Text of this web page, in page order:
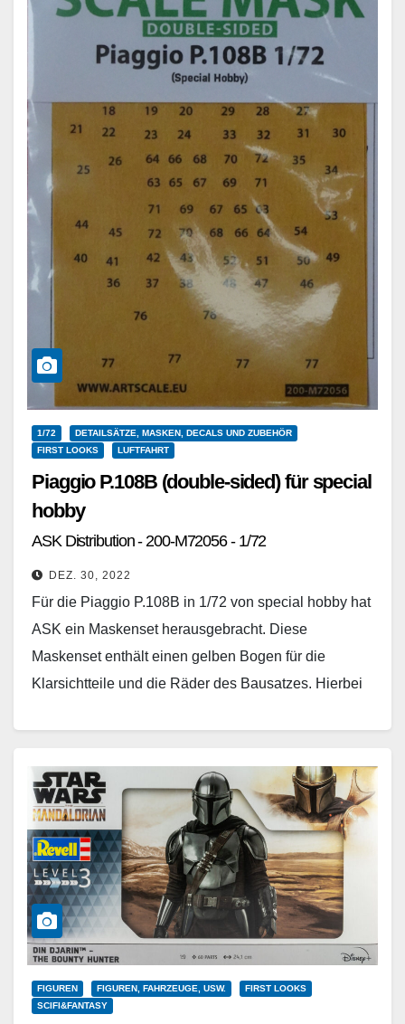
1/72
DETAILSÄTZE, MASKEN, DECALS UND ZUBEHÖR
FIRST LOOKS
LUFTFAHRT
Piaggio P.108B (double-sided) für special
hobby
ASK Distribution - 200-M72056 - 1/72
DEZ. 30, 2022
Für die Piaggio P.108B in 1/72 von special hobby hat
ASK ein Maskenset herausgebracht. Diese
Maskenset enthält einen gelben Bogen für die
Klarsichtteile und die Räder des Bausatzes. Hierbei
FIGUREN FIGUREN, FAHRZEUGE, USW.
FIRST LOOKS
SCIFI&FANTASY